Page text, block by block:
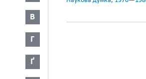
В
Г
Ґ